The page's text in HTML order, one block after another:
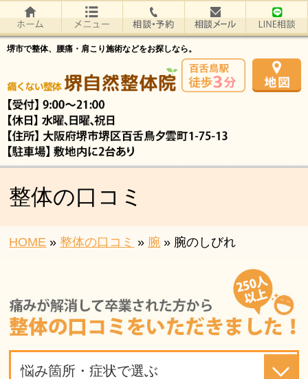
堺市で整体、腰痛・肩こり施術などをお探しなら。
整体の口コミ
HOME » 整体の口コミ » 腕 » 腕のしびれ
悩み箇所・症状で選ぶ